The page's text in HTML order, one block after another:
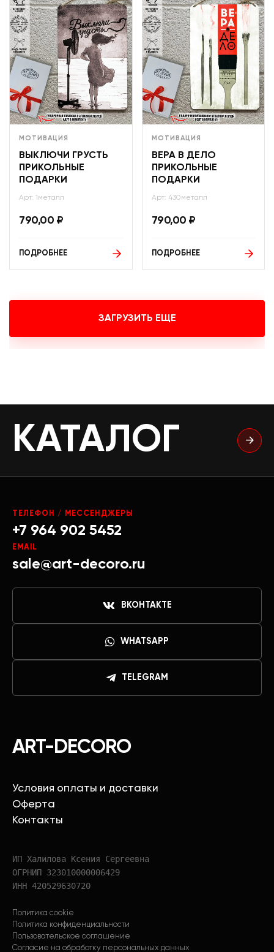
МОТИВАЦИЯ
ВЫКЛЮЧИ ГРУСТЬ
ПРИКОЛЬНЫЕ
ПОДАРКИ
Арт: 1металл
790,00 ₽
ПОДРОБНЕЕ
МОТИВАЦИЯ
ВЕРА В ДЕЛО
ПРИКОЛЬНЫЕ
ПОДАРКИ
Арт: 430металл
790,00 ₽
ПОДРОБНЕЕ
ЗАГРУЗИТЬ ЕЩЕ
КАТАЛОГ
ART-DECORO
Условия оплаты и доставки
Оферта
Контакты
ИП Халилова Ксения Сергеевна
ОГРНИП 323010000006429
ИНН 420529630720
Политика cookie
Политика конфиденциальности
Пользовательское соглашение
Согласие на обработку персональных данных
ТЕЛЕФОН / МЕССЕНДЖЕРЫ
+7 964 902 5452
EMAIL
sale@art-decoro.ru
ВКОНТАКТЕ
WHATSAPP
TELEGRAM